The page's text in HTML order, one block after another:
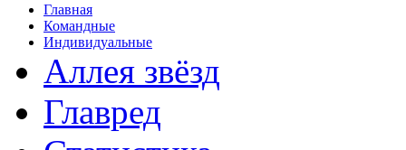
Главная
Командные
Индивидуальные
Аллея звёзд
Главред